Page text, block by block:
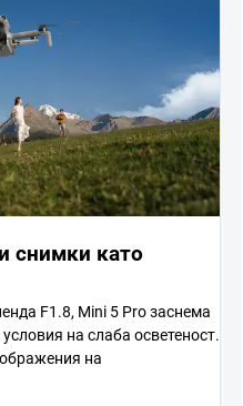
снимки като
F1.8, Mini 5 Pro заснема
на слаба осветеност.
на